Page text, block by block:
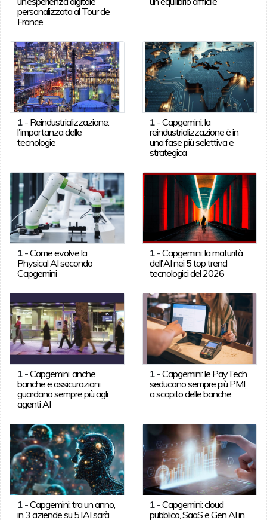
personalizzata al Tour de
France
1- Reindustrializzazione:
l'importanza delle
tecnologie
1 -Capgemini: la
reindustrializzazione è in
una fase più selettiva e
strategica
1-Come evolve la
Physical AI secondo
Capgemini
1 -Capgemini: la maturità
dell'AI nei 5 top trend
tecnologici del 2026
1-Capgemini, anche
banche e assicurazioni
guardano sempre più agli
agenti AI
1 -Capgemini: le PayTech
seducono sempre più PMI,
a scapito delle banche
1-Capgemini: tra un anno,
in 3 aziende su 5 l’AI sarà
1 -Capgemini: cloud
pubblico, SaaS e Gen AI in